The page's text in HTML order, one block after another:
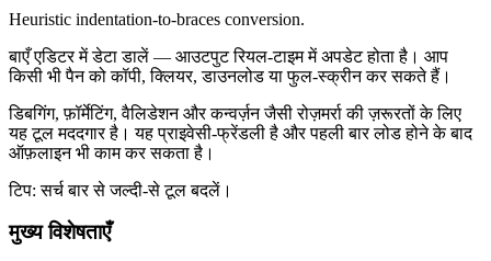
Heuristic indentation-to-braces conversion.
बाएँ एडिटर में डेटा डालें — आउटपुट रियल‑टाइम में अपडेट होता है। आप
किसी भी पैन को कॉपी, क्लियर, डाउनलोड या फुल‑स्क्रीन कर सकते हैं।
डिबगिंग, फ़ॉर्मेटिंग, वैलिडेशन और कन्वर्ज़न जैसी रोज़मर्रा की ज़रूरतों के लिए
यह टूल मददगार है। यह प्राइवेसी‑फ्रेंडली है और पहली बार लोड होने के बाद
ऑफ़लाइन भी काम कर सकता है।
टिप: सर्च बार से जल्दी‑से टूल बदलें।
मुख्य विशेषताएँ